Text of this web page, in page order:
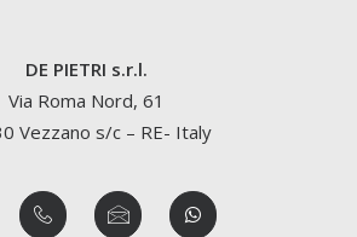
DE PIETRI s.r.l.
Via Roma Nord, 61
Vezzano s/c – RE- Italy